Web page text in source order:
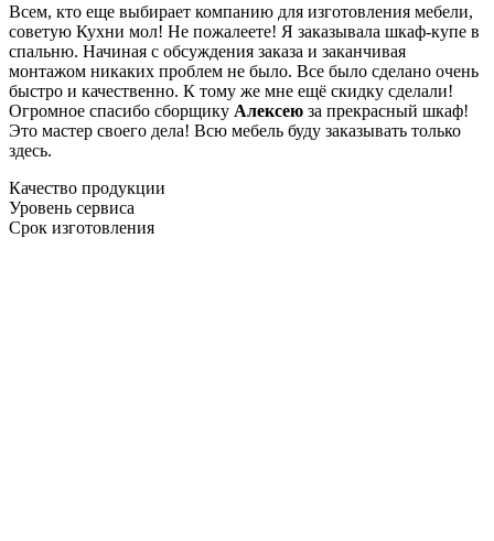
Всем, кто еще выбирает компанию для изготовления мебели,
советую Кухни мол! Не пожалеете! Я заказывала шкаф-купе в
спальню. Начиная с обсуждения заказа и заканчивая
монтажом никаких проблем не было. Все было сделано очень
быстро и качественно. К тому же мне ещё скидку сделали!
Огромное спасибо сборщику Алексею за прекрасный шкаф!
Это мастер своего дела! Всю мебель буду заказывать только
здесь.
Качество продукции
Уровень сервиса
Срок изготовления